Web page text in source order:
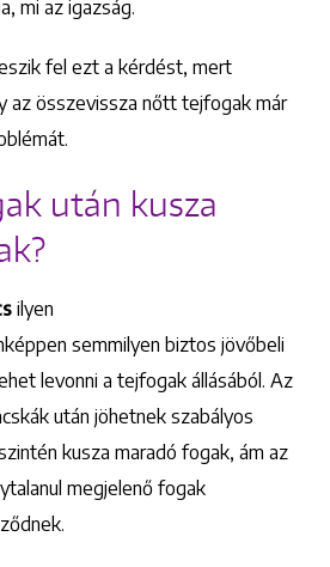
mi az igazság.
fel ezt a kérdést, mert
az összevissza nőtt tejfogak már
után kusza
ilyen
semmilyen biztos jövőbeli
levonni a tejfogak állásából. Az
után jöhetnek szabályos
kusza maradó fogak, ám az
megjelenő fogak